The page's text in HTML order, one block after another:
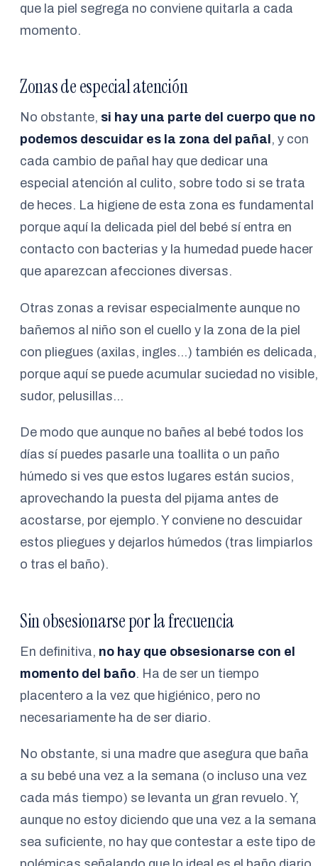
que la piel segrega no conviene quitarla a cada
momento.
Zonas de especial atención
No obstante, si hay una parte del cuerpo que no
podemos descuidar es la zona del pañal, y con
cada cambio de pañal hay que dedicar una
especial atención al culito, sobre todo si se trata
de heces. La higiene de esta zona es fundamental
porque aquí la delicada piel del bebé sí entra en
contacto con bacterias y la humedad puede hacer
que aparezcan afecciones diversas.
Otras zonas a revisar especialmente aunque no
bañemos al niño son el cuello y la zona de la piel
con pliegues (axilas, ingles…) también es delicada,
porque aquí se puede acumular suciedad no visible,
sudor, pelusillas…
De modo que aunque no bañes al bebé todos los
días sí puedes pasarle una toallita o un paño
húmedo si ves que estos lugares están sucios,
aprovechando la puesta del pijama antes de
acostarse, por ejemplo. Y conviene no descuidar
estos pliegues y dejarlos húmedos (tras limpiarlos
o tras el baño).
Sin obsesionarse por la frecuencia
En definitiva, no hay que obsesionarse con el
momento del baño. Ha de ser un tiempo
placentero a la vez que higiénico, pero no
necesariamente ha de ser diario.
No obstante, si una madre que asegura que baña
a su bebé una vez a la semana (o incluso una vez
cada más tiempo) se levanta un gran revuelo. Y,
aunque no estoy diciendo que una vez a la semana
sea suficiente, no hay que contestar a este tipo de